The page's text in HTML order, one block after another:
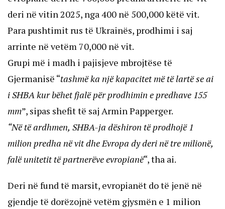
deri në vitin 2025, nga 400 në 500,000 këtë vit.
Para pushtimit rus të Ukrainës, prodhimi i saj
arrinte në vetëm 70,000 në vit.
Grupi më i madh i pajisjeve mbrojtëse të
Gjermanisë “tashmë ka një kapacitet më të lartë se ai
i SHBA kur bëhet fjalë për prodhimin e predhave 155
mm”, sipas shefit të saj Armin Papperger.
“Në të ardhmen, SHBA-ja dëshiron të prodhojë 1
milion predha në vit dhe Evropa dy deri në tre milionë,
falë unitetit të partnerëve evropianë“, tha ai.
Deri në fund të marsit, evropianët do të jenë në
gjendje të dorëzojnë vetëm gjysmën e 1 milion